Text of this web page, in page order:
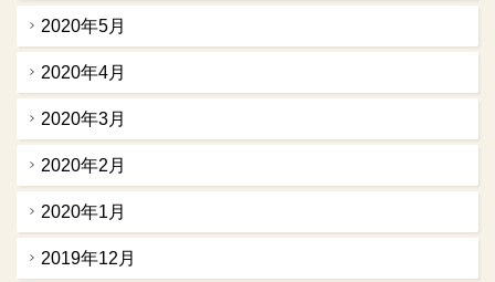
2020年5月
2020年4月
2020年3月
2020年2月
2020年1月
2019年12月